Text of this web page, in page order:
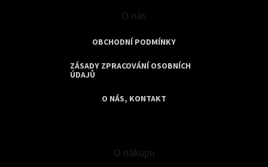
O nás
OBCHODNÍ PODMÍNKY
ZÁSADY ZPRACOVÁNÍ OSOBNÍCH
ÚDAJŮ
O NÁS, KONTAKT
O nákupu